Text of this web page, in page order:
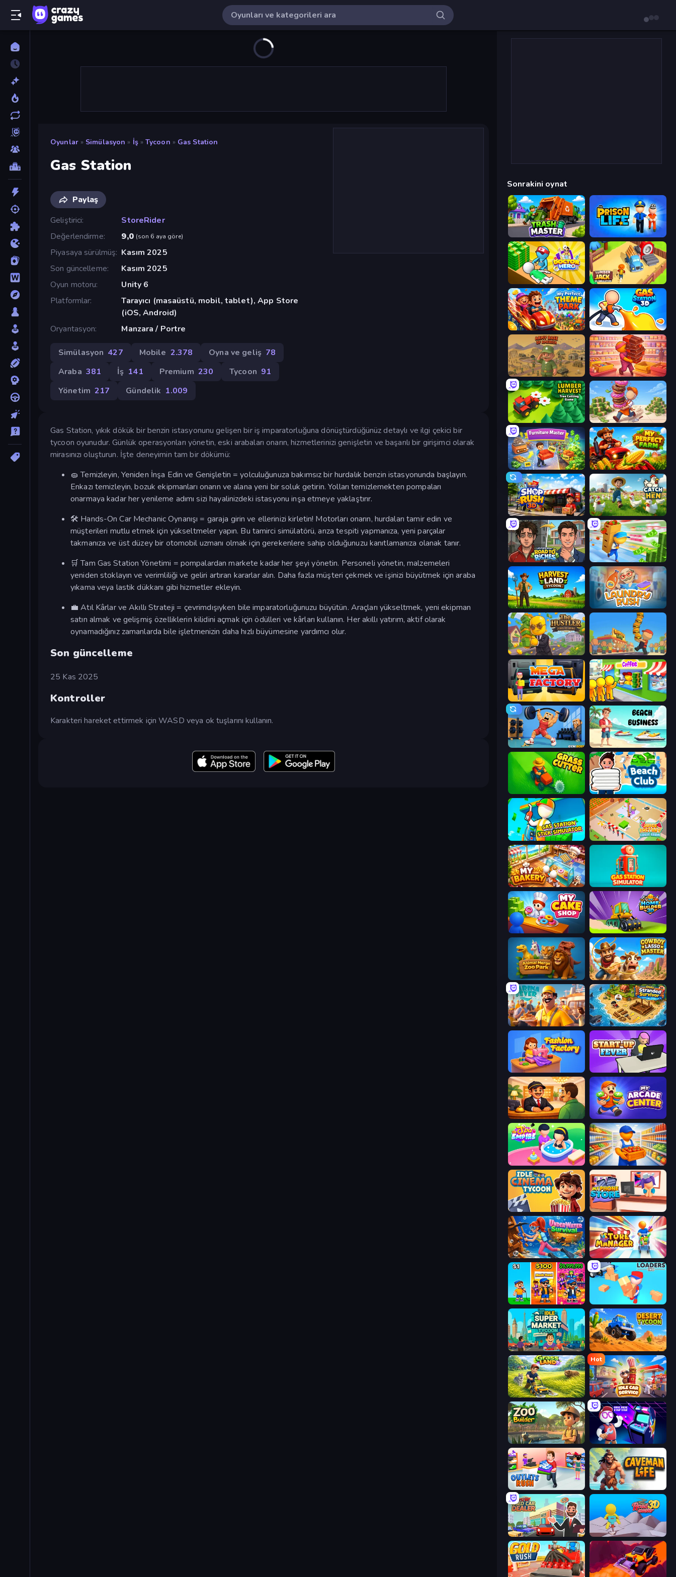
Oyunlar » Simülasyon » İş » Tycoon » Gas Station
Gas Station
Paylaş
Geliştirici
StoreRider
Değerlendirme
9,0 (son 6 aya göre)
Piyasaya sürülmüş Kasım 2025
Son güncelleme
Kasım 2025
Oyun motoru
Unity 6
Platformlar
Tarayıcı (masaüstü, mobil, tablet), App Store
(iOS, Android)
Oryantasyon
Manzara / Portre
Simülasyon 427 Mobile 2.378 Oyna ve geliş 78
Araba 381 İş 141 Premium 230 Tycoon 91
Yönetim 217 Gündelik 1.009
Gas Station, yıkık dökük bir benzin istasyonunu gelişen bir iş imparatorluğuna dönüştürdüğünüz detaylı ve ilgi çekici bir
tycoon oyunudur. Günlük operasyonları yönetin, eski arabaları onarın, hizmetlerinizi genişletin ve başarılı bir girişimci olarak
mirasınızı oluşturun. İşte deneyimin tam bir dökümü:
🧽 Temizleyin, Yeniden İnşa Edin ve Genişletin = yolculuğunuza bakımsız bir hurdalık benzin istasyonunda başlayın.
Enkazı temizleyin, bozuk ekipmanları onarın ve alana yeni bir soluk getirin. Yolları temizlemekten pompaları
onarmaya kadar her yenileme adımı sizi hayalinizdeki istasyonu inşa etmeye yaklaştırır.
🛠️ Hands-On Car Mechanic Oynanışı = garaja girin ve ellerinizi kirletin! Motorları onarın, hurdaları tamir edin ve
müşterileri mutlu etmek için yükseltmeler yapın. Bu tamirci simülatörü, arıza tespiti yapmanıza, yeni parçalar
takmanıza ve üst düzey bir otomobil uzmanı olmak için gerekenlere sahip olduğunuzu kanıtlamanıza olanak tanır.
🛒 Tam Gas Station Yönetimi = pompalardan markete kadar her şeyi yönetin. Personeli yönetin, malzemeleri
yeniden stoklayın ve verimliliği ve geliri artıran kararlar alın. Daha fazla müşteri çekmek ve işinizi büyütmek için araba
yıkama veya lastik dükkanı gibi hizmetler ekleyin.
💼 Atıl Kârlar ve Akıllı Strateji = çevrimdışıyken bile imparatorluğunuzu büyütün. Araçları yükseltmek, yeni ekipman
satın almak ve gelişmiş özelliklerin kilidini açmak için ödülleri ve kârları kullanın. Her akıllı yatırım, aktif olarak
oynamadığınız zamanlarda bile işletmenizin daha hızlı büyümesine yardımcı olur.
Son güncelleme
25 Kas 2025
Kontroller
Karakteri hareket ettirmek için WASD veya ok tuşlarını kullanın.
Sonrakini oynat
Trash Master Prison Life
Doctor Hero Lumberjack 3D Simulator
My Perfect Theme Park Gas Station 3D
Army Base Of America Candy Packing Store
Lumber Harvest: Tree Cutting Game Donut Place
Furniture Master: Idle Tycoon My Perfect Farm
Shop Rush 3D Catch the Hen
Life Simulator: Road to Riches Supermarket Empire
Harvest Land Tycoon Laundry Rush
The Hustler Burger Life
Mega Factory Coffee Idle
Gym Boss Beach Business
Beach Club
Gas Station - Stick Simulator Juice Factory - Fruit Farm
My bakery Gas Station Simulator
My Cake Shop Home Builder 3D
Animal Merge Zoo Park Cowboy Lasso Master
Marina Fever Tycoon Obby Stranded Survivor
Fashion Factory StartUp Fever
My Arcade Center
Spa Empire Supermarket Manager
Idle Cinema Tycoon My Phone Store
Underwater Survival Store Manager
Music Band
Idle Supermarket Tycoon Desert Tycoon
Grass Land
Hot
Idle Car Service: Tycoon
Zoo Builder Arcade Empire
Outlets Rush Caveman Life
Used Car Dealer Tycoon Road Master 3D